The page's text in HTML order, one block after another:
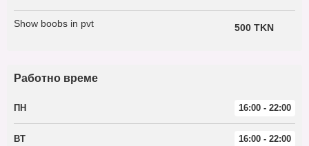
Show boobs in pvt 500 TKN
Работно време
ПН 16:00 - 22:00
ВТ 16:00 - 22:00